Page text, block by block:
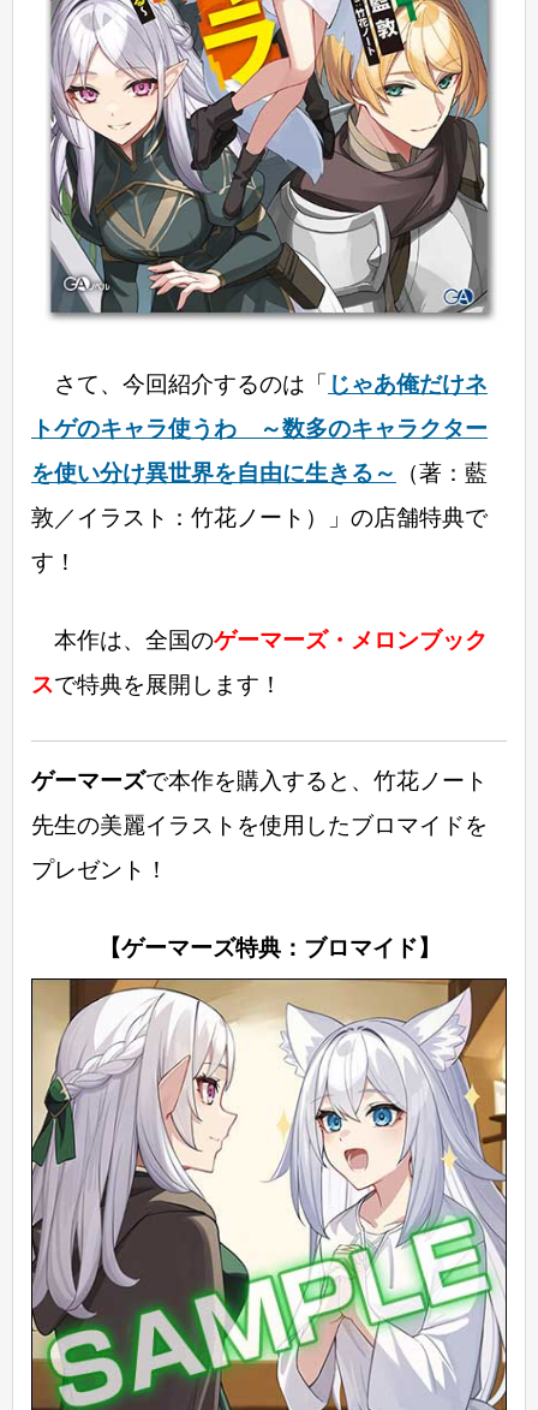
さて、今回紹介するのは「 じゃあ俺だけネ
トゲのキャラ使うわ ～数多のキャラクター
を使い分け異世界を自由に生きる～
（著：藍
敦／イラスト：竹花ノート）」の店舗特典で
す！
本作は、全国のゲーマーズ・メロンブック
スで特典を展開します！
ゲーマーズで本作を購入すると、竹花ノート
先生の美麗イラストを使用したブロマイドを
プレゼント！
【ゲーマーズ特典：ブロマイド】